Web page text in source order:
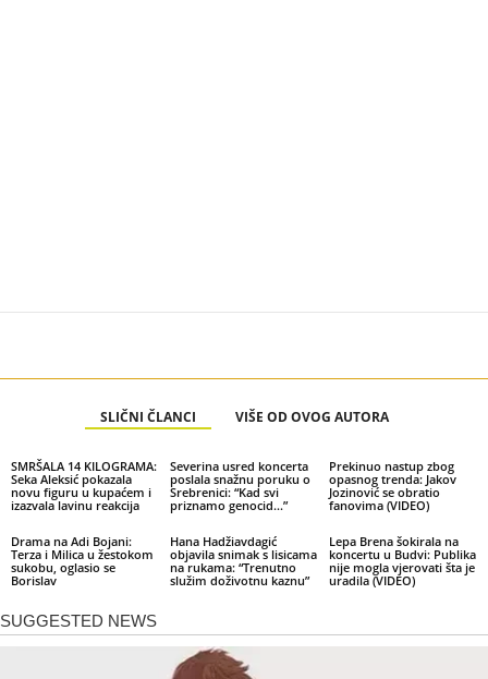
SLIČNI ČLANCI VIŠE OD OVOG AUTORA
SMRŠALA 14 KILOGRAMA:
Seka Aleksić pokazala
novu figuru u kupaćem i
izazvala lavinu reakcija
Severina usred koncerta
poslala snažnu poruku o
Srebrenici: “Kad svi
priznamo genocid…”
Prekinuo nastup zbog
opasnog trenda: Jakov
Jozinović se obratio
fanovima (VIDEO)
Drama na Adi Bojani:
Terza i Milica u žestokom
sukobu, oglasio se
Borislav
Hana Hadžiavdagić
objavila snimak s lisicama
na rukama: “Trenutno
služim doživotnu kaznu”
Lepa Brena šokirala na
koncertu u Budvi: Publika
nije mogla vjerovati šta je
uradila (VIDEO)